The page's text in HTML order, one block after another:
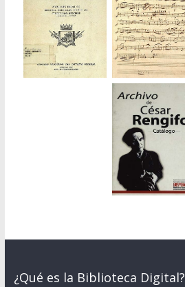
¿Qué es la Biblioteca Digital?